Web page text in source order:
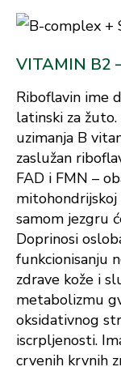
VITAMIN B2
Riboflavin ime
latinski za
uzimanja B
zaslužan
FAD i FMN –
mitohondrijskoj
samom jezgru
Doprinosi
funkcionisanju
zdrave kože i
metabolizmu
oksidativnog
iscrpljenosti.
crvenih krvnih